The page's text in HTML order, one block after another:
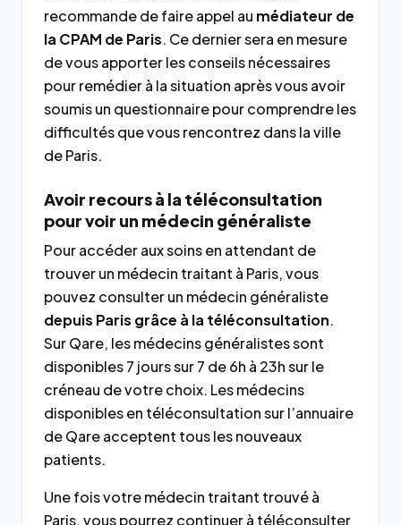
recommande de faire appel au médiateur de
la CPAM de Paris. Ce dernier sera en mesure
de vous apporter les conseils nécessaires
pour remédier à la situation après vous avoir
soumis un questionnaire pour comprendre les
difficultés que vous rencontrez dans la ville
de Paris.
Avoir recours à la téléconsultation
pour voir un médecin généraliste
Pour accéder aux soins en attendant de
trouver un médecin traitant à Paris, vous
pouvez consulter un médecin généraliste
depuis Paris grâce à la téléconsultation.
Sur Qare, les médecins généralistes sont
disponibles 7 jours sur 7 de 6h à 23h sur le
créneau de votre choix. Les médecins
disponibles en téléconsultation sur l’annuaire
de Qare acceptent tous les nouveaux
patients.
Une fois votre médecin traitant trouvé à
Paris, vous pourrez continuer à téléconsulter